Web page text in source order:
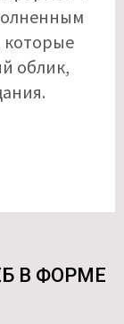
которые
облик,
В ФОРМЕ